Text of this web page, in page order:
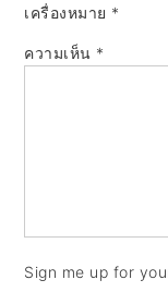
เครื่องหมาย *
ความเห็น *
Sign me up for